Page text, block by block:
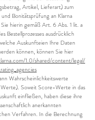
Artikel, Lieferart) zum
Bonitätsprüfung an Klarna
hierin gemäß Art. 6 Abs. 1 lit. a
Bestellprozesses ausdrücklich
Auskunfteien Ihre Daten
können, können Sie hier
1.0/shared/content/legal/
Wahrscheinlichkeitswerte
Soweit Score-Werte in das
einfließen, haben diese ihre
anerkannten
Verfahren. In die Berechnung